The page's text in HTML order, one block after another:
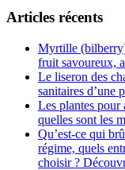
Articles récents
Myrtille
fruit savoureux,
Le liseron des
sanitaires d’une
Les plantes pour
quelles sont les
Qu’est-ce qui
régime, quels
choisir ?